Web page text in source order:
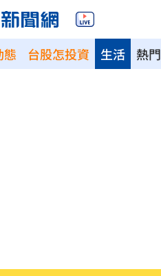
態 台股怎投資 熱門
生活